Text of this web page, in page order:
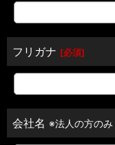
フリガナ [必須]
会社名 ※法人の方のみ